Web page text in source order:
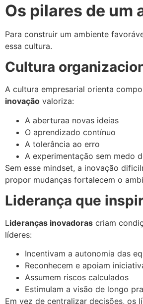
Os pilares de um
Para construir um ambiente
essa cultura.
Cultura
A cultura empresarial orienta
inovação valoriza:
A aberturaa novas ideias
O aprendizado contínuo
A tolerância ao erro
A experimentação sem medo
Sem esse mindset, a inovação
propor mudanças fortalecem o
Liderança que
Lideranças inovadoras criam
líderes:
Incentivam a autonomia das
Reconhecem e apoiam
Assumem riscos calculados
Estimulam a visão de longo
Em vez de centralizar decisões, os